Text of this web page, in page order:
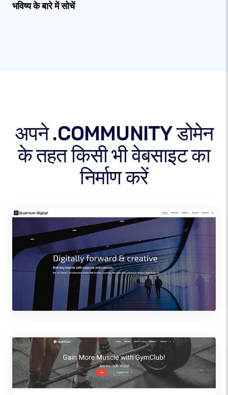
भविष्य के बारे में सोचें
अपने .COMMUNITY डोमेन
के तहत किसी भी वेबसाइट का
निर्माण करें